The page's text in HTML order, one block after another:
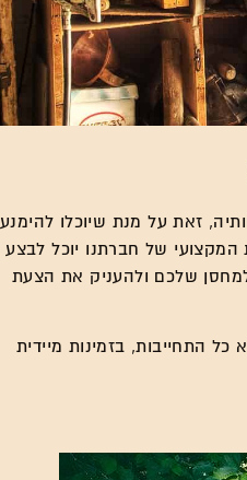
זאת על מנת שיוכלו להימנע
של חברתנו יוכל לבצע
שלכם ולהעניק את הצעת
התחייבות, בזמינות מיידית